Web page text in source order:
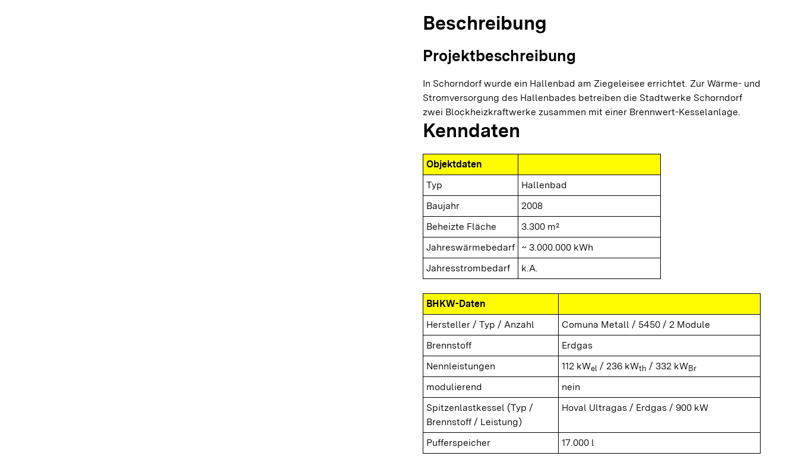
Beschreibung
Projektbeschreibung
In Schorndorf wurde ein Hallenbad am Ziegeleisee errichtet. Zur Wärme- und
Stromversorgung des Hallenbades betreiben die Stadtwerke Schorndorf
zwei Blockheizkraftwerke zusammen mit einer Brennwert-Kesselanlage.
Kenndaten
Objektdaten
Typ
Hallenbad
Baujahr
2008
Beheizte Fläche
3.300 m²
Jahreswärmebedarf
~ 3.000.000 kWh
Jahresstrombedarf
k.A.
BHKW-Daten
Hersteller / Typ / Anzahl
Comuna Metall / 5450 / 2 Module
Brennstoff
Erdgas
Nennleistungen
112 kWel / 236 kWth / 332 kWBr
modulierend
nein
Spitzenlastkessel (Typ /
Brennstoff / Leistung)
Hoval Ultragas / Erdgas / 900 kW
Pufferspeicher 17.000 l